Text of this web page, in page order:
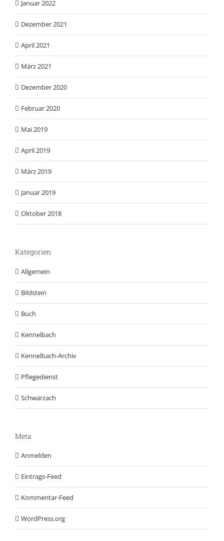
Januar 2022
Dezember 2021
April 2021
März 2021
Dezember 2020
Februar 2020
Mai 2019
April 2019
März 2019
Januar 2019
Oktober 2018
Kategorien
Allgemein
Bildstein
Buch
Kennelbach
Kennelbach-Archiv
Pflegedienst
Schwarzach
Meta
Anmelden
Eintrags-Feed
Kommentar-Feed
WordPress.org